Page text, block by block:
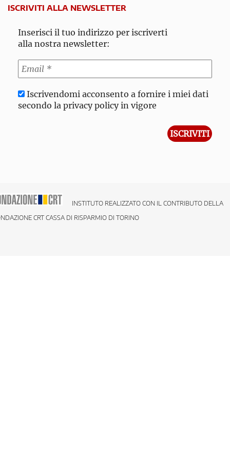
ISCRIVITI ALLA NEWSLETTER
Inserisci il tuo indirizzo per iscriverti
alla nostra newsletter:
Iscrivendomi acconsento a fornire i miei dati
secondo la privacy policy in vigore
INSTITUTO REALIZZATO CON IL CONTRIBUTO DELLA
CRT CASSA DI RISPARMIO DI TORINO